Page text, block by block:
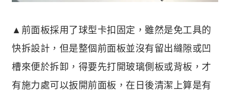
▲前面板採用了球型卡扣固定，雖然是免工具的
快拆設計，但是整個前面板並沒有留出縫隙或凹
槽來便於拆卸，得要先打開玻璃側板或背板，才
有施力處可以扳開前面板，在日後清潔上算是有